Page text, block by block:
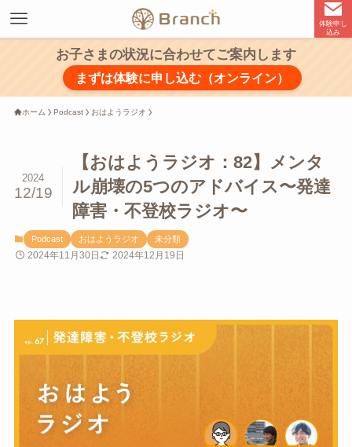
体験申し
込み
お子さまの状況に合わせてご案内します
まずは体験に申し込む（オンライン）
ホーム Podcast おはようラジオ
【おはようラジオ：82】メンタ
ル崩壊の5つのアドバイス〜発達
障害・不登校ラジオ〜
2024
12/19
Podcast おはようラジオ 未分類
2024年11月30日 2024年12月19日